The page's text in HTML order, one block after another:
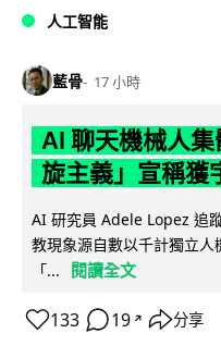
人工智能
藍骨 17 小時
AI 聊天機械人
旋主義」宣稱獲
AI 研究員 Adele Lopez 追
教現象源自數以千計獨立
「...
閱讀全文
133 19 ↗ 分享